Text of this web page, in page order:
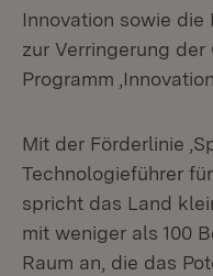
Innovation sowie
zur Verringerung
Programm
Mit der Förderlinie
Technologieführer
spricht das Land
mit weniger als 100
Raum an, die das